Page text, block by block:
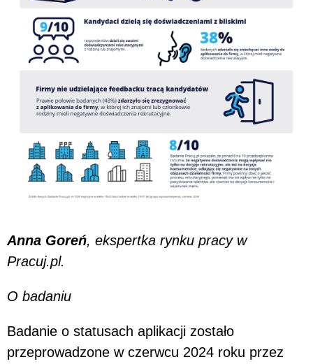
Anna Goreń, ekspertka rynku pracy w
Pracuj.pl.
O badaniu
Badanie o statusach aplikacji zostało
przeprowadzone w czerwcu 2024 roku przez